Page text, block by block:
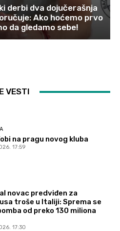
derbi dva dojučerašnja
Ako hoćemo prvo
da gledamo sebe!
VESTI
na pragu novog kluba
17:59
novac predviđen za
troše u Italiji: Sprema se
od preko 130 miliona
17:30